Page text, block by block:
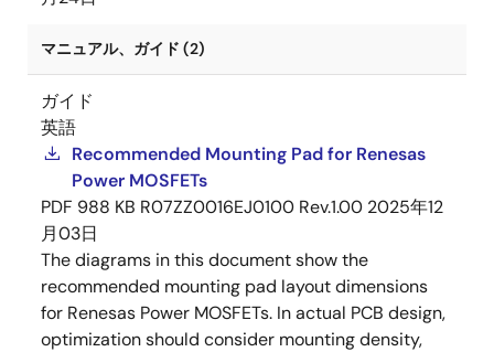
マニュアル、ガイド (2)
ガイド
英語
Recommended Mounting Pad for Renesas
Power MOSFETs
PDF 988 KB R07ZZ0016EJ0100 Rev.1.00 2025年12
月03日
The diagrams in this document show the
recommended mounting pad layout dimensions
for Renesas Power MOSFETs. In actual PCB design,
optimization should consider mounting density,